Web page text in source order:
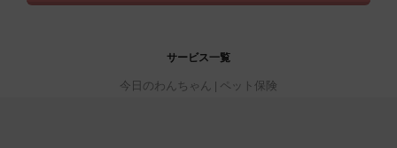
サービス一覧
今日のわんちゃん ペット保険